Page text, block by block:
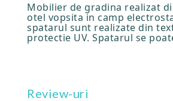
Mobilier de gradina realizat
otel vopsita in camp
spatarul sunt realizate din
protectie UV. Spatarul se
Review-uri